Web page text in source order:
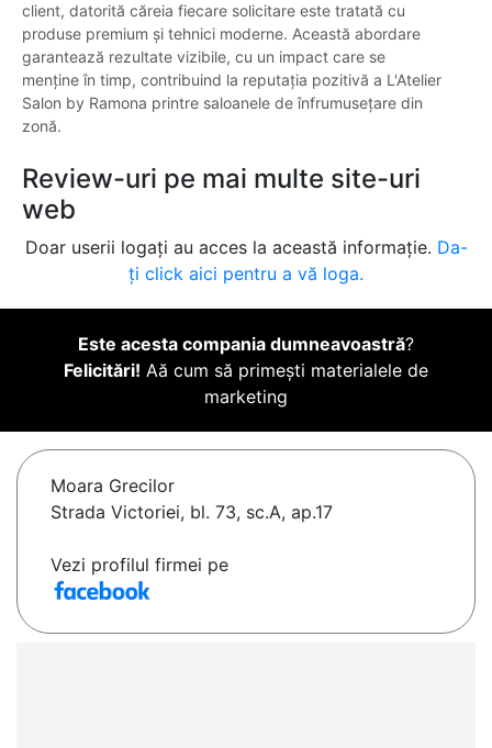
client, datorită căreia fiecare solicitare este tratată cu
produse premium și tehnici moderne. Această abordare
garantează rezultate vizibile, cu un impact care se
menține în timp, contribuind la reputația pozitivă a L'Atelier
Salon by Ramona printre saloanele de înfrumusețare din
zonă.
Review-uri pe mai multe site-uri
web
Doar userii logați au acces la această informație. Da-
ți click aici pentru a vă loga.
Este acesta compania dumneavoastră?
Felicitări! Aă cum să primești materialele de
marketing
Moara Grecilor
Strada Victoriei, bl. 73, sc.A, ap.17
Vezi profilul firmei pe